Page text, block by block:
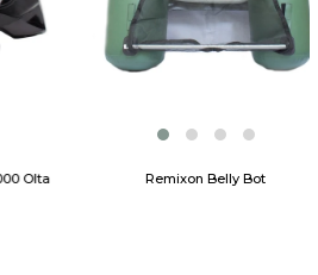
Olta
Remixon Belly Bot